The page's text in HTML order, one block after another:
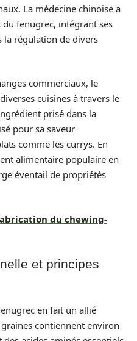
La médecine chinoise a
fenugrec, intégrant ses
la régulation de divers
commerciaux, le
cuisines à travers le
prisé dans la
pour sa saveur
comme les currys. En
alimentaire populaire en
éventail de propriétés
du chewing-
et principes
en fait un allié
contiennent environ